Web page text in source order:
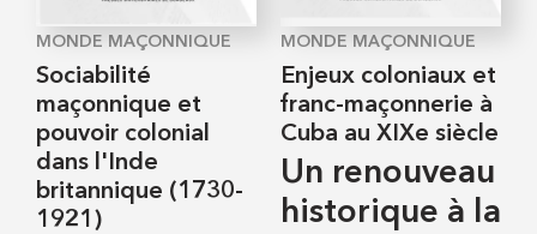
MONDE MAÇONNIQUE
Sociabilité
maçonnique et
pouvoir colonial
dans l'Inde
britannique (1730-
1921)
MONDE MAÇONNIQUE
Enjeux coloniaux et
franc-maçonnerie à
Cuba au XIXe siècle
Un renouveau
historique à la